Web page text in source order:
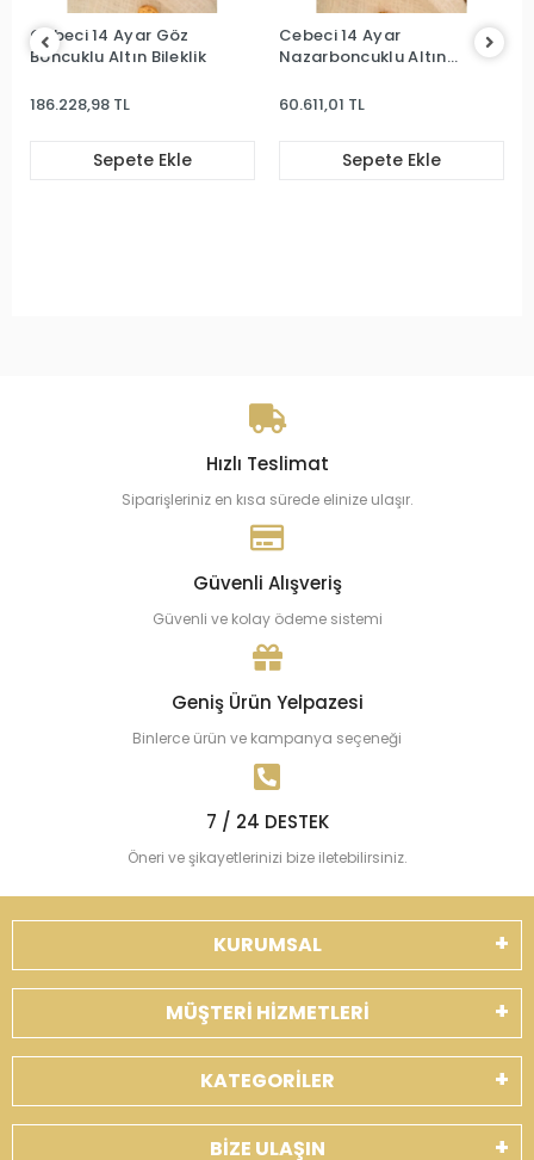
Göz
Bileklik
Cebeci 14 Ayar
Nazarboncuklu Altın
Cebeci 14 Ayar
Boncuklu Bileklik
Hızlı Teslimat
Siparişleriniz en kısa sürede elinize ulaşır.
Güvenli Alışveriş
Güvenli ve kolay ödeme sistemi
Geniş Ürün Yelpazesi
Binlerce ürün ve kampanya seçeneği
7 / 24 DESTEK
Öneri ve şikayetlerinizi bize iletebilirsiniz.
KURUMSAL
MÜŞTERİ HİZMETLERİ
KATEGORİLER
BİZE ULAŞIN